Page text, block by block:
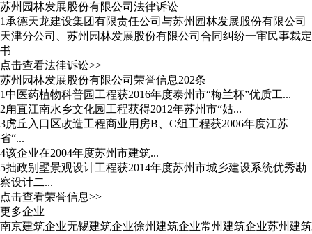
苏州园林发展股份有限公司法律诉讼
1 承德天龙建设集团有限责任公司与苏州园林发展股份有限公司
天津分公司、苏州园林发展股份有限公司合同纠纷一审民事裁定
书
点击查看法律诉讼>>
苏州园林发展股份有限公司荣誉信息202条
1中医药植物科普园工程获2016年度泰州市“梅兰杯”优质工...
2甪直江南水乡文化园工程获得2012年苏州市“姑...
3虎丘入口区改造工程商业用房B、C组工程获2006年度江苏
省“...
4该企业在2004年度苏州市建筑...
5拙政别墅景观设计工程获2014年度苏州市城乡建设系统优秀勘
察设计二...
点击查看荣誉信息>>
更多企业
南京建筑企业无锡建筑企业徐州建筑企业常州建筑企业苏州建筑